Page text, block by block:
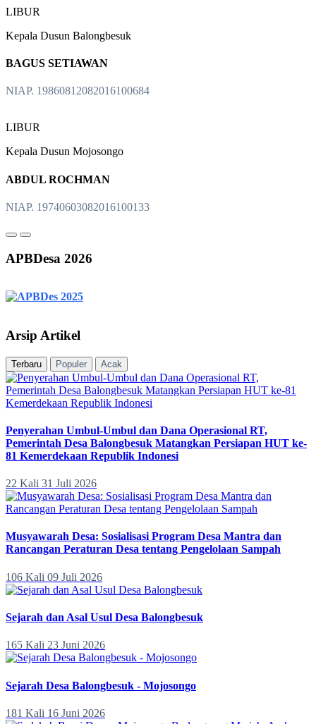
LIBUR
Kepala Dusun Balongbesuk
BAGUS SETIAWAN
NIAP. 19860812082016100684
LIBUR
Kepala Dusun Mojosongo
ABDUL ROCHMAN
NIAP. 19740603082016100133
APBDesa 2026
Arsip Artikel
Terbaru Populer Acak
Penyerahan Umbul-Umbul dan Dana Operasional RT,
Pemerintah Desa Balongbesuk Matangkan Persiapan HUT ke-
81 Kemerdekaan Republik Indonesi
22 Kali 31 Juli 2026
Musyawarah Desa: Sosialisasi Program Desa Mantra dan
Rancangan Peraturan Desa tentang Pengelolaan Sampah
106 Kali 09 Juli 2026
Sejarah dan Asal Usul Desa Balongbesuk
165 Kali 23 Juni 2026
Sejarah Desa Balongbesuk - Mojosongo
181 Kali 16 Juni 2026